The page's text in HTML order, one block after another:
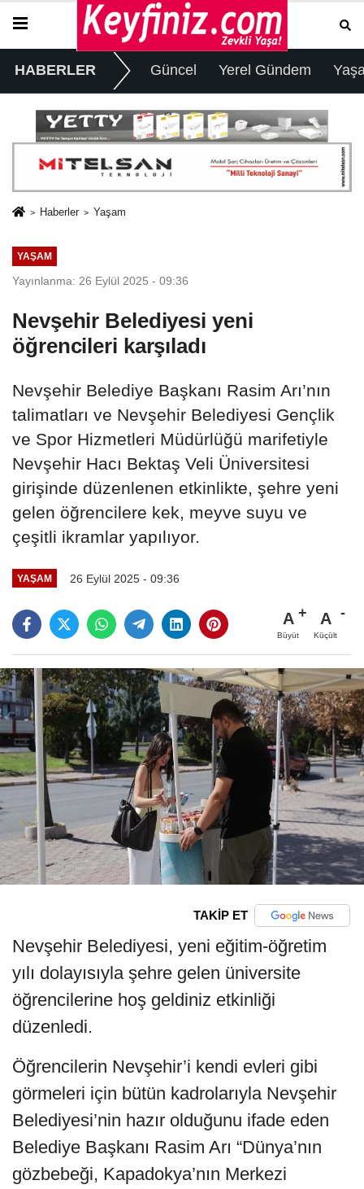
HABERLER Güncel Yerel Gündem
Haberler Yaşam
YAŞAM
Yayınlanma: 26 Eylül 2025 - 09:36
Nevşehir Belediyesi yeni
öğrencileri karşıladı
Nevşehir Belediye Başkanı Rasim Arı’nın
talimatları ve Nevşehir Belediyesi Gençlik
ve Spor Hizmetleri Müdürlüğü marifetiyle
Nevşehir Hacı Bektaş Veli Üniversitesi
girişinde düzenlenen etkinlikte, şehre yeni
gelen öğrencilere kek, meyve suyu ve
çeşitli ikramlar yapılıyor.
YAŞAM 26 Eylül 2025 - 09:36
A
Büyüt
A
Küçült
TAKİP ET
Nevşehir Belediyesi, yeni eğitim-öğretim
yılı dolayısıyla şehre gelen üniversite
öğrencilerine hoş geldiniz etkinliği
düzenledi.
Öğrencilerin Nevşehir’i kendi evleri gibi
görmeleri için bütün kadrolarıyla Nevşehir
Belediyesi’nin hazır olduğunu ifade eden
Belediye Başkanı Rasim Arı “Dünya’nın
gözbebeği, Kapadokya’nın Merkezi